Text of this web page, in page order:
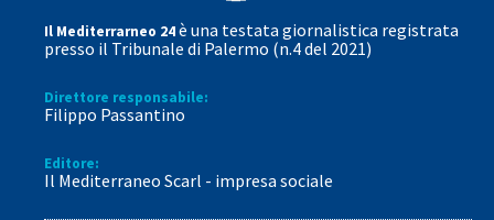
Il Mediterrarneo 24è una testata giornalistica registrata
presso il Tribunale di Palermo (n.4 del 2021)
Direttore responsabile:
Filippo Passantino
Editore:
Il Mediterraneo Scarl - impresa sociale